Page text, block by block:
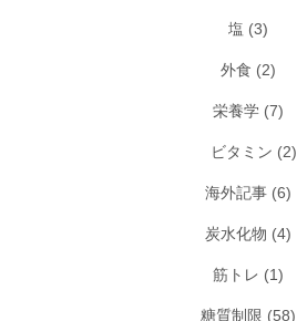
塩 (3)
外食 (2)
栄養学 (7)
ビタミン (2)
海外記事 (6)
炭水化物 (4)
筋トレ (1)
糖質制限 (58)